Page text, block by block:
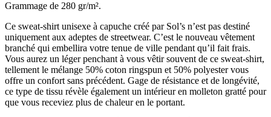
Grammage de 280 gr/m².
Ce sweat-shirt unisexe à capuche créé par Sol’s n’est pas destiné
uniquement aux adeptes de streetwear. C’est le nouveau vêtement
branché qui embellira votre tenue de ville pendant qu’il fait frais.
Vous aurez un léger penchant à vous vêtir souvent de ce sweat-shirt,
tellement le mélange 50% coton ringspun et 50% polyestervous
offre un confort sans précédent. Gage de résistance et de longévité,
ce type de tissu révèle également un intérieur en molleton gratté pour
que vous receviez plus de chaleur en le portant.